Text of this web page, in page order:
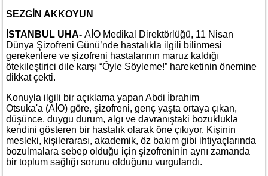
SEZGİN AKKOYUN
İSTANBUL UHA- AİO Medikal Direktörlüğü, 11 Nisan
Dünya Şizofreni Günü’nde hastalıkla ilgili bilinmesi
gerekenlere ve şizofreni hastalarının maruz kaldığı
ötekileştirici dile karşı “Öyle Söyleme!” hareketinin önemine
dikkat çekti.
Konuyla ilgili bir açıklama yapan Abdi İbrahim
Otsuka'a (AİO) göre, şizofreni, genç yaşta ortaya çıkan,
düşünce, duygu durum, algı ve davranıştaki bozuklukla
kendini gösteren bir hastalık olarak öne çıkıyor. Kişinin
mesleki, kişilerarası, akademik, öz bakım gibi ihtiyaçlarında
bozulmalara sebep olduğu için şizofreninin aynı zamanda
bir toplum sağlığı sorunu olduğunu vurgulandı.